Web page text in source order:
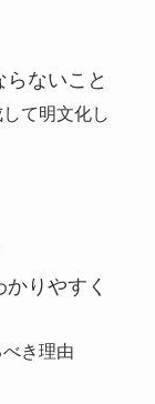
ないこと
て明文化し
りやすく
き理由